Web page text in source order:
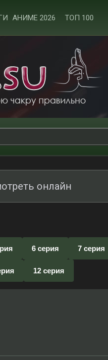
АНИМЕ 2026 ТОП 100
онлайн
6 серия 7 серия
12 серия